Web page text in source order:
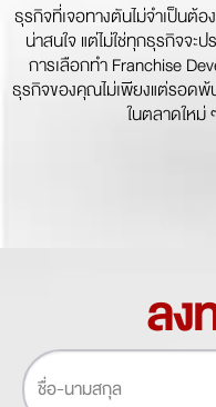
ธุรกิจที่เจอทางตันไม่จำเป็นต้
น่าสนใจ แต่ไม่ใช่ทุกธุรกิจจะ
การเลือกทำ Franchise
ธุรกิจของคุณไม่เพียงแต่รอดพ้
ในตลาดใหม่
ลง